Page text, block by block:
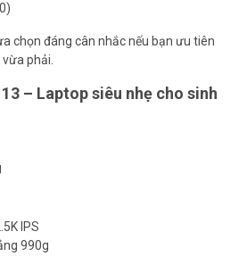
chọn đáng cân nhắc nếu bạn ưu tiên
phải.
– Laptop siêu nhẹ cho sinh
IPS
990g